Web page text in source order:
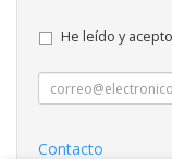
He leído y
Contacto